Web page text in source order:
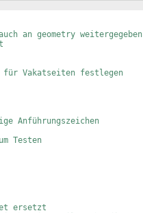
an geometry weitergegeben
Vakatseiten festlegen
Anführungszeichen
Testen
ersetzt